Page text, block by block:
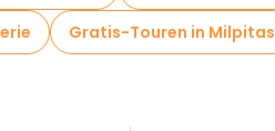
Gratis-Touren in Milpitas